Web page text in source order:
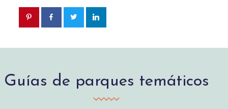
Guías de parques temáticos